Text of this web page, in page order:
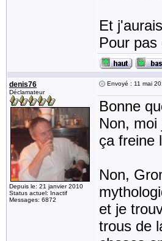
Et
Pour
denis76
Déclamateur
Depuis le: 21 janvier 2010
Status actuel: Inactif
Messages: 6872
Envoyé : 11 mai
Bonne
Non,
ça freine
Non,
et je
trous de